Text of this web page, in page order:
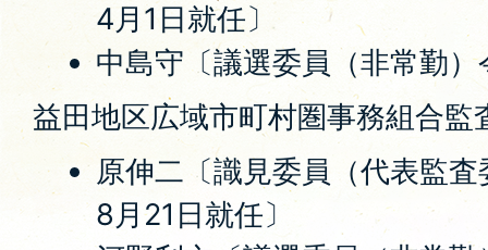
4月1日就任〕
中島守〔議選委員（非常勤
益田地区広域市町村圏事務組合監
原伸二〔識見委員（代表監
8月21日就任〕